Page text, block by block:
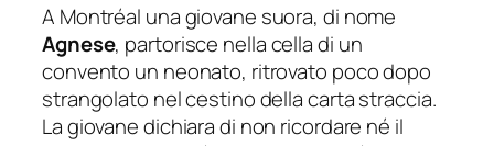
A Montréal una giovane suora, di nome
Agnese, partorisce nella cella di un
convento un neonato, ritrovato poco dopo
strangolato nel cestino della carta straccia.
La giovane dichiara di non ricordare né il